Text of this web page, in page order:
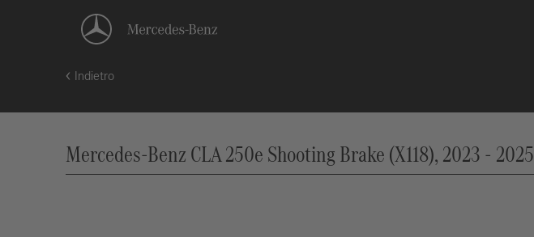
Indietro
Mercedes-Benz CLA 250e Shooting Brake (X118), 2023 - 2025